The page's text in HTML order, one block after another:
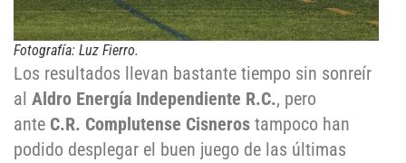
Fotografía: Luz Fierro.
Los resultados llevan bastante tiempo sin sonreír
al Aldro Energía Independiente R.C., pero
ante C.R. Complutense Cisneros tampoco han
podido desplegar el buen juego de las últimas